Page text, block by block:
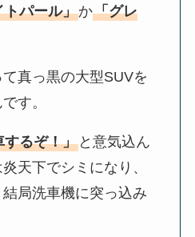
トパール」か「グレ
真っ黒の大型SUVを
す。
するぞ！」と意気込ん
天下でシミになり、
局洗車機に突っ込み